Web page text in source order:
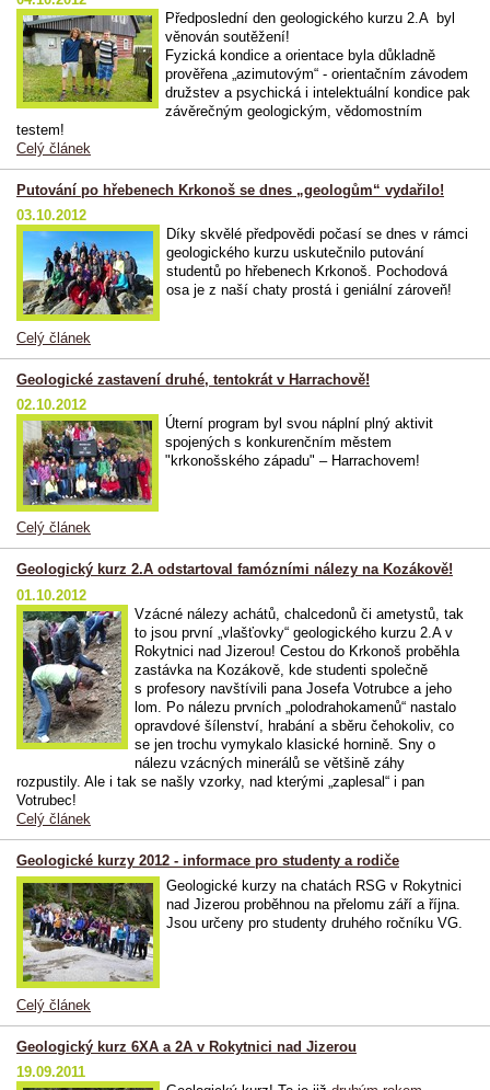
Předposlední den geologického kurzu 2.A byl
věnován soutěžení!
Fyzická kondice a orientace byla důkladně
prověřena „azimutovým“ - orientačním závodem
družstev a psychická i intelektuální kondice pak
závěrečným geologickým, vědomostním
testem!
Celý článek
Putování po hřebenech Krkonoš se dnes „geologům“ vydařilo!
03.10.2012
Díky skvělé předpovědi počasí se dnes v rámci
geologického kurzu uskutečnilo putování
studentů po hřebenech Krkonoš. Pochodová
osa je z naší chaty prostá i geniální zároveň!
Celý článek
Geologické zastavení druhé, tentokrát v Harrachově!
02.10.2012
Úterní program byl svou náplní plný aktivit
spojených s konkurenčním městem
"krkonošského západu" – Harrachovem!
Celý článek
Geologický kurz 2.A odstartoval famózními nálezy na Kozákově!
01.10.2012
Vzácné nálezy achátů, chalcedonů či ametystů, tak
to jsou první „vlašťovky“ geologického kurzu 2.A v
Rokytnici nad Jizerou! Cestou do Krkonoš proběhla
zastávka na Kozákově, kde studenti společně
s profesory navštívili pana Josefa Votrubce a jeho
lom. Po nálezu prvních „polodrahokamenů“ nastalo
opravdové šílenství, hrabání a sběru čehokoliv, co
se jen trochu vymykalo klasické hornině. Sny o
nálezu vzácných minerálů se většině záhy
rozpustily. Ale i tak se našly vzorky, nad kterými „zaplesal“ i pan
Votrubec!
Celý článek
Geologické kurzy 2012 - informace pro studenty a rodiče
Geologické kurzy na chatách RSG v Rokytnici
nad Jizerou proběhnou na přelomu září a října.
Jsou určeny pro studenty druhého ročníku VG.
Celý článek
Geologický kurz 6XA a 2A v Rokytnici nad Jizerou
19.09.2011